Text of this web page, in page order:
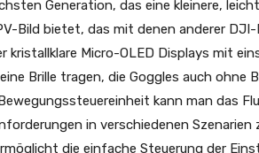
Generation, das eine kleinere,
Bild bietet, das mit denen anderer
kristallklare Micro-OLED Displays mit
Brille tragen, die Goggles auch ohne
kann man das
in verschiedenen Szenarien
die einfache Steuerung der